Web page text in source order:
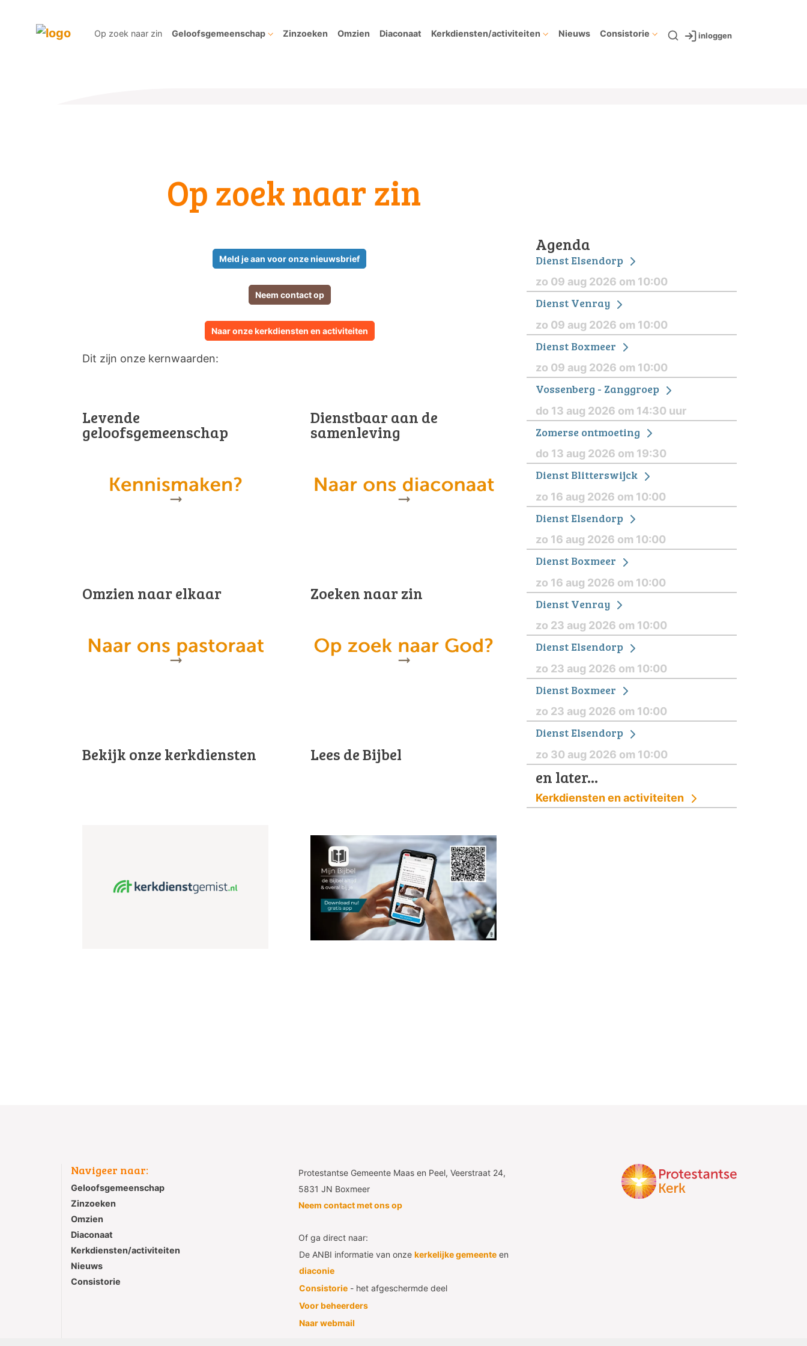
Op zoek naar zin Geloofsgemeenschap Zinzoeken Omzien Diaconaat Kerkdiensten/activiteiten Nieuws Consistorie inloggen
Op zoek naar zin
Meld je aan voor onze nieuwsbrief
Neem contact op
Naar onze kerkdiensten en activiteiten
Dit zijn onze kernwaarden:
Levende
geloofsgemeenschap
Dienstbaar aan de
samenleving
Omzien naar elkaar Zoeken naar zin
Bekijk onze kerkdiensten Lees de Bijbel
Agenda
Dienst Elsendorp
zo 09 aug 2026 om 10:00
Dienst Venray
zo 09 aug 2026 om 10:00
Dienst Boxmeer
zo 09 aug 2026 om 10:00
Vossenberg - Zanggroep
do 13 aug 2026 om 14:30 uur
Zomerse ontmoeting
do 13 aug 2026 om 19:30
Dienst Blitterswijck
zo 16 aug 2026 om 10:00
Dienst Elsendorp
zo 16 aug 2026 om 10:00
Dienst Boxmeer
zo 16 aug 2026 om 10:00
Dienst Venray
zo 23 aug 2026 om 10:00
Dienst Elsendorp
zo 23 aug 2026 om 10:00
Dienst Boxmeer
zo 23 aug 2026 om 10:00
Dienst Elsendorp
zo 30 aug 2026 om 10:00
en later...
Kerkdiensten en activiteiten
Navigeer naar:
Geloofsgemeenschap
Zinzoeken
Omzien
Diaconaat
Kerkdiensten/activiteiten
Nieuws
Consistorie
Protestantse Gemeente Maas en Peel, Veerstraat 24,
5831 JN Boxmeer
Neem contact met ons op
Of ga direct naar:
De ANBI informatie van onze kerkelijke gemeenteen
diaconie
Consistorie- het afgeschermde deel
Voor beheerders
Naar webmail